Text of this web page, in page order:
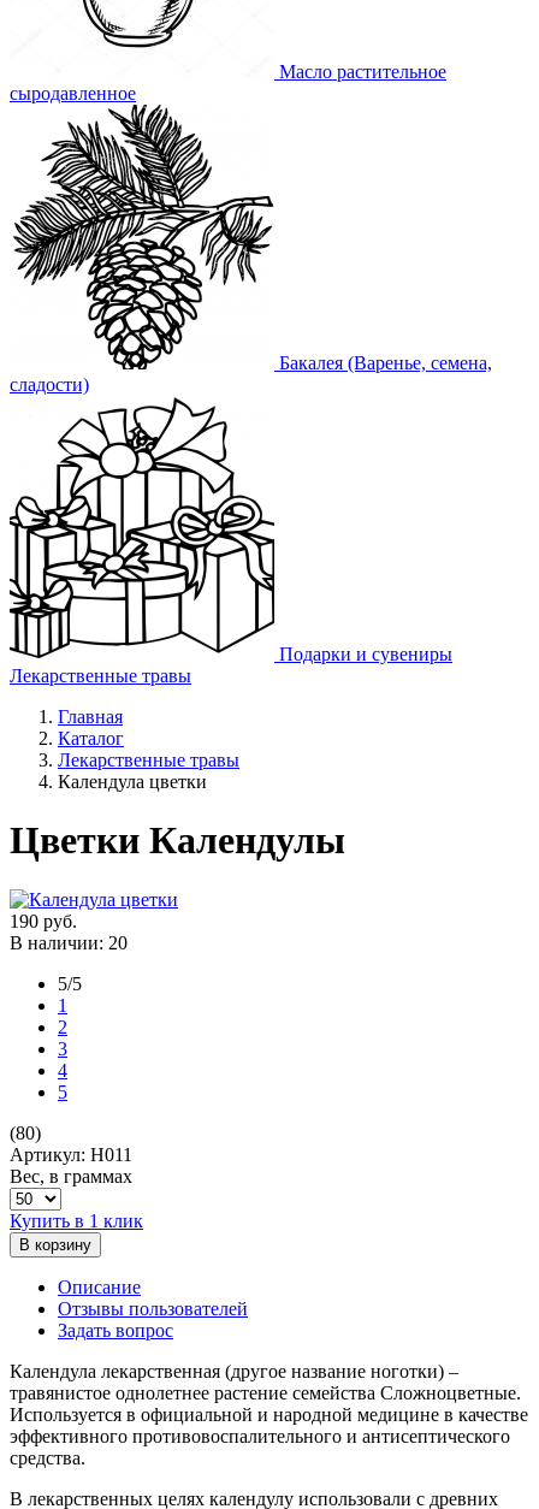
Масло растительное
сыродавленное
Бакалея (Варенье, семена,
сладости)
Подарки и сувениры
Лекарственные травы
Главная
Каталог
Лекарственные травы
Календула цветки
Цветки Календулы
190 руб.
В наличии: 20
5/5
1
2
3
4
5
(80)
Артикул: H011
Вес, в граммах
Купить в 1 клик
В корзину
Описание
Отзывы пользователей
Задать вопрос
Календула лекарственная (другое название ноготки) –
травянистое однолетнее растение семейства Сложноцветные.
Используется в официальной и народной медицине в качестве
эффективного противовоспалительного и антисептического
средства.
В лекарственных целях календулу использовали с древних